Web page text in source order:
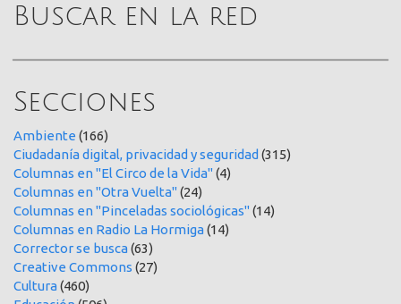
Buscar en la red
Secciones
Ambiente (166)
Ciudadanía digital, privacidad y seguridad (315)
Columnas en "El Circo de la Vida"(4)
Columnas en "Otra Vuelta"(24)
Columnas en "Pinceladas sociológicas"(14)
Columnas en Radio La Hormiga(14)
Corrector se busca(63)
Creative Commons (27)
Cultura(460)